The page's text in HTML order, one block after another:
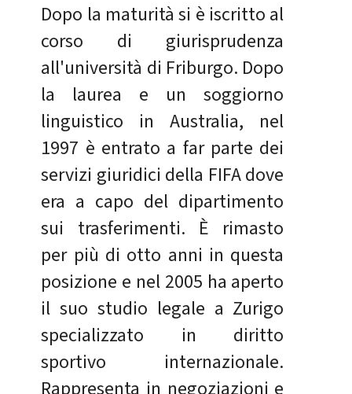
Dopo la maturità si è iscritto al
corso di giurisprudenza
all'università di Friburgo. Dopo
la laurea e un soggiorno
linguistico in Australia, nel
1997 è entrato a far parte dei
servizi giuridici della FIFA dove
era a capo del dipartimento
sui trasferimenti. È rimasto
per più di otto anni in questa
posizione e nel 2005 ha aperto
il suo studio legale a Zurigo
specializzato in diritto
sportivo internazionale.